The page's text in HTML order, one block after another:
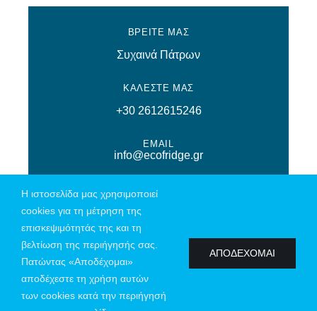
ΒΡΕΙΤΕ ΜΑΣ
Συχαινά Πάτρων
ΚΑΛΕΣΤΕ ΜΑΣ
+30 2612615246
EMAIL
info@ecofridge.gr
© Copyright 2026 | All Rights Reserved | Powered by
Πολιτική Απορρήτου
Η ιστοσελίδα μας χρησιμοποιεί
cookies για τη μέτρηση της
επισκεψιμότητάς της και τη
βελτίωση της περιήγησής σας.
Πατώντας «Αποδέχομαι»
αποδέχεστε τη χρήση αυτών
των cookies κατά την περιήγησή
ΑΠΟΔΕΧΟΜΑΙ